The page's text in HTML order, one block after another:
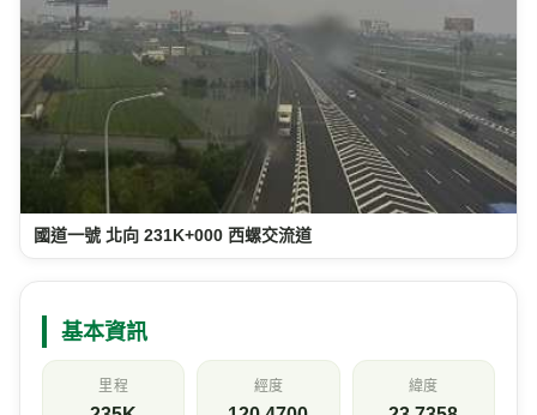
國道一號 北向 231K+000 西螺交流道
基本資訊
里程 經度 緯度